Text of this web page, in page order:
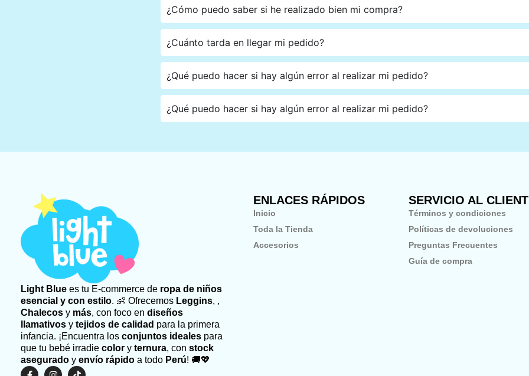
¿Cómo puedo saber si he realizado bien mi compra?
¿Cuánto tarda en llegar mi pedido?
¿Qué puedo hacer si hay algún error al realizar mi pedido?
¿Qué puedo hacer si hay algún error al realizar mi pedido?
Light Blue es tu E-commerce de ropa de niños
esencial y con estilo. 👶 Ofrecemos Leggins, ,
Chalecos y más, con foco en diseños
llamativos y tejidos de calidad para la primera
infancia. ¡Encuentra los conjuntos ideales para
que tu bebé irradie color y ternura, con stock
asegurado y envío rápido a todo Perú! 🚚💖
F I T
ENLACES RÁPIDOS
Inicio
Toda la Tienda
Accesorios
SERVICIO AL
Términos y condiciones
Políticas de devoluciones
Preguntas Frecuentes
Guía de compra